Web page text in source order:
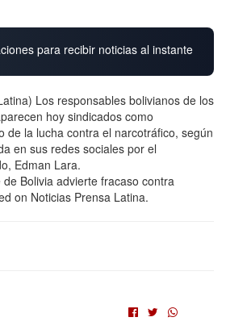
para recibir noticias al instante
Los responsables bolivianos de los
hoy sindicados como
de la lucha contra el narcotráfico, según
en sus redes sociales por el
Edman Lara.
Bolivia advierte fracaso contra
on Noticias Prensa Latina.